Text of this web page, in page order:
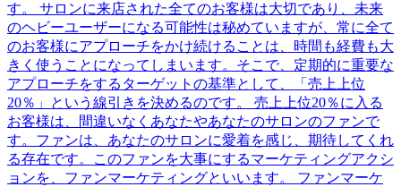
す。 サロンに来店された全てのお客様は大切であり、未来
のヘビーユーザーになる可能性は秘めていますが、常に全て
のお客様にアプローチをかけ続けることは、時間も経費も大
きく使うことになってしまいます。そこで、定期的に重要な
アプローチをするターゲットの基準として、「売上上位
20％」という線引きを決めるのです。 売上上位20％に入る
お客様は、間違いなくあなたやあなたのサロンのファンで
す。ファンは、あなたのサロンに愛着を感じ、期待してくれ
る存在です。このファンを大事にするマーケティングアクシ
ョンを、ファンマーケティングといいます。 ファンマーケ